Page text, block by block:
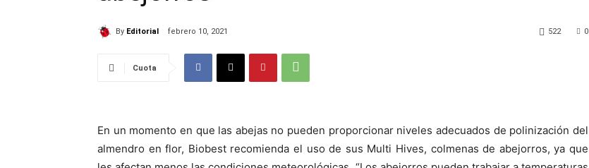
By Editorial febrero 10, 2021 0
522
Cuota
En un momento en que las abejas no pueden proporcionar niveles adecuados de polinización del
almendro en flor, Biobest recomienda el uso de sus Multi Hives, colmenas de abejorros, ya que